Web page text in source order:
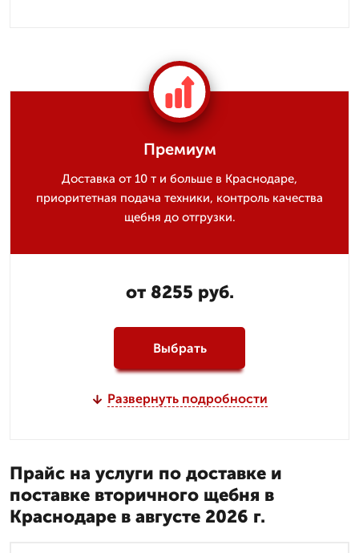
Премиум
Доставка от 10 т и больше в Краснодаре,
приоритетная подача техники, контроль качества
щебня до отгрузки.
от 8255 руб.
Выбрать
Развернуть подробности
Прайс на услуги по доставке и
поставке вторичного щебня в
Краснодаре в августе 2026 г.